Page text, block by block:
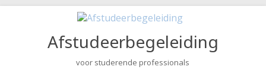
Afstudeerbegeleiding
voor studerende professionals